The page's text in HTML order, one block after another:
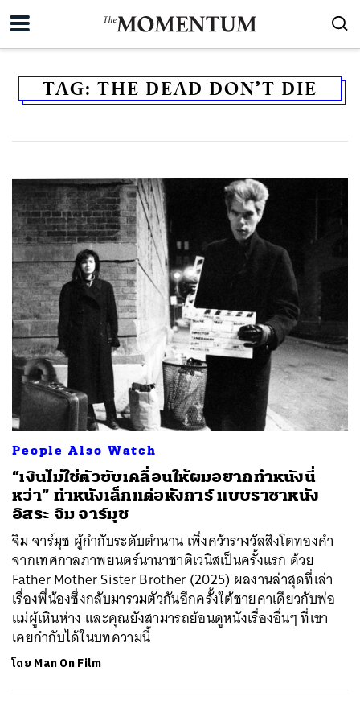
TAG: THE DEAD DON’T DIE
People Also Watch
“เงินไม่ใช่ตัวขับเคลื่อนให้ผมอยากทำหนังนี่
หว่า” ทำหนังเล็กแต่อหังการ์ แบบราชาหนัง
อิสระ จิม จาร์มุช
จิม จาร์มุช ผู้กำกับระดับตำนาน เพิ่งคว้ารางวัลสิงโตทองคำ
จากเทศกาลภาพยนตร์นานาชาติเวนิสเป็นครั้งแรก ด้วย
Father Mother Sister Brother (2025) ผลงานล่าสุดที่เล่า
เรื่องพี่น้องซึ่งกลับมารวมตัวกันอีกครั้งใต้ชายคาเดียวกับพ่อ
แม่ผู้เหินห่าง และคุณยังสามารถย้อนดูหนังเรื่องอื่นๆ ที่เขา
เคยกำกับได้ในบทความนี้
โดย Man On Film
ค้นหา
SHARE TWEET